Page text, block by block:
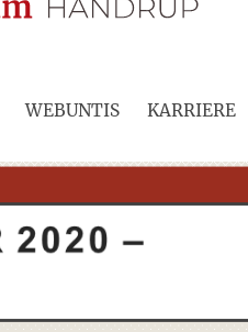
WEBUNTIS KARRIERE